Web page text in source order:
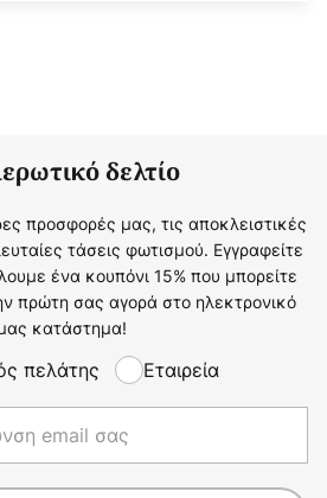
δελτίο
προσφορές μας, τις αποκλειστικές
τάσεις φωτισμού. Εγγραφείτε
ένα κουπόνι 15% που μπορείτε
πρώτη σας αγορά στο ηλεκτρονικό
κατάστημα!
πελάτης Εταιρεία